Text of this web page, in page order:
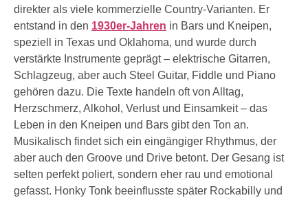
direkter als viele kommerzielle Country-Varianten. Er
entstand in den 1930er-Jahren in Bars und Kneipen,
speziell in Texas und Oklahoma, und wurde durch
verstärkte Instrumente geprägt – elektrische Gitarren,
Schlagzeug, aber auch Steel Guitar, Fiddle und Piano
gehören dazu. Die Texte handeln oft von Alltag,
Herzschmerz, Alkohol, Verlust und Einsamkeit – das
Leben in den Kneipen und Bars gibt den Ton an.
Musikalisch findet sich ein eingängiger Rhythmus, der
aber auch den Groove und Drive betont. Der Gesang ist
selten perfekt poliert, sondern eher rau und emotional
gefasst. Honky Tonk beeinflusste später Rockabilly und